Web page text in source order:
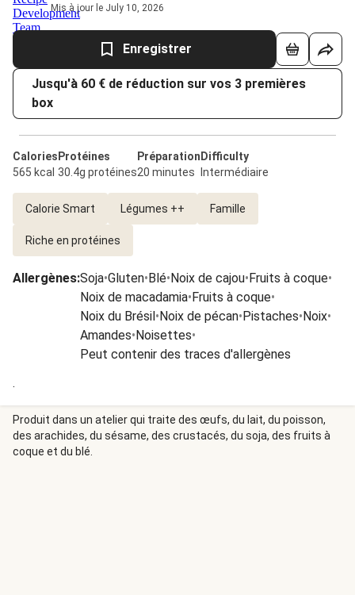
Mis à jour le July 10, 2026
Enregistrer
Jusqu'à 60 € de réduction sur vos 3 premières
box
Calories
565 kcal
Protéines
30.4g protéines
Préparation
20 minutes
Difficulty
Intermédiaire
Calorie Smart Légumes ++ Famille
Riche en protéines
Allergènes:Soja•Gluten•Blé•Noix de cajou•Fruits à coque•
Noix de macadamia•Fruits à coque•
Noix du Brésil•Noix de pécan•Pistaches•Noix•
Amandes•Noisettes•
Peut contenir des traces d'allergènes
.
Produit dans un atelier qui traite des œufs, du lait, du poisson,
des arachides, du sésame, des crustacés, du soja, des fruits à
coque et du blé.